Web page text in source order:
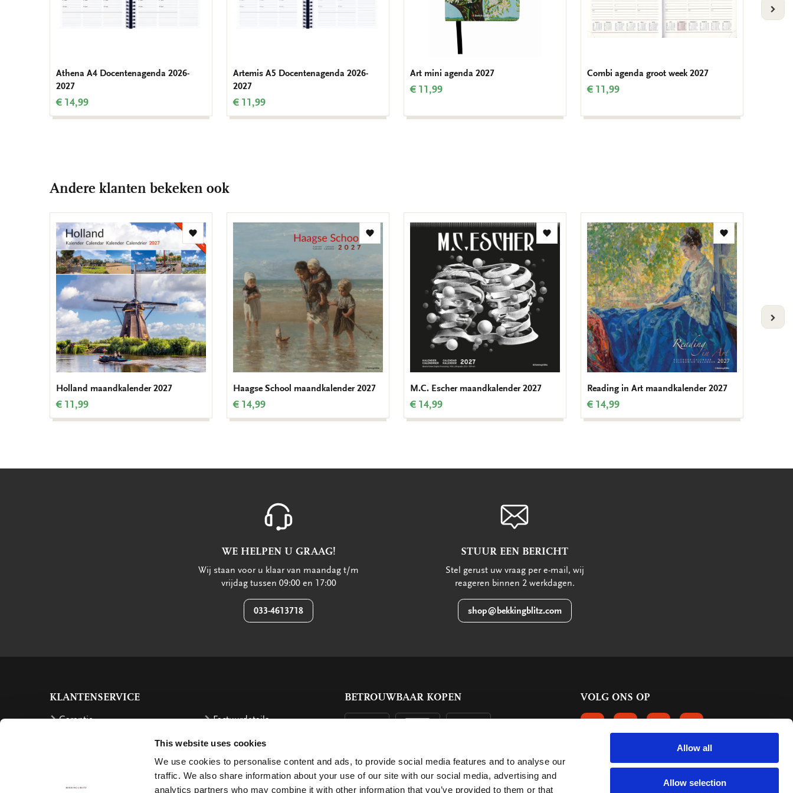
This website uses cookies
We use cookies to personalise content and ads, to provide social media features and to analyse our
traffic. We also share information about your use of our site with our social media, advertising and
analytics partners who may combine it with other information that you’ve provided to them or that
Allow all
Allow selection
Athena A4 Docentenagenda 2026-
2027
€ 14,99
Artemis A5 Docentenagenda 2026-
2027
€ 11,99
Art mini agenda 2027
€ 11,99
Combi agenda groot week 2027
€ 11,99
Andere klanten bekeken ook
Toevoegen
aan
verlanglijst
Holland maandkalender 2027
€ 11,99
Toevoegen
Haagse School maandkalender 2027
€ 14,99
Toevoegen
verlanglijst
M.C. Escher maandkalender 2027
€ 14,99
Toevoegen
aan
verlanglijst
Reading in Art maandkalender 2027
€ 14,99
WE HELPEN U GRAAG!
Wij staan voor u klaar van maandag t/m
vrijdag tussen 09:00 en 17:00
033-4613718
STUUR EEN BERICHT
Stel gerust uw vraag per e-mail, wij
reageren binnen 2 werkdagen.
shop@bekkingblitz.com
KLANTENSERVICE
Garantie
Factuurdetails
Terugbetaling
Klachten
Annuleren
BETROUWBAAR KOPEN VOLG ONS OP
VOLGS ONS OP FACEBOOK
VOLG ONS OP INSTAGRAM
VOLG ONS OP LINKEDIN
VOLG ONS OP
KLANTBEOORDELINGEN